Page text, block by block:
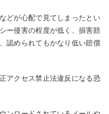
どが心配で見てしまったとい
ー侵害の程度が低く、損害賠
認められてもかなり低い賠償
アクセス禁止法違反になる恐